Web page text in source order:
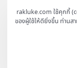
rakluke.com ใช้คุกกี้
ของผู้ใช้ให้ดียิ่งขึ้น ท่านส